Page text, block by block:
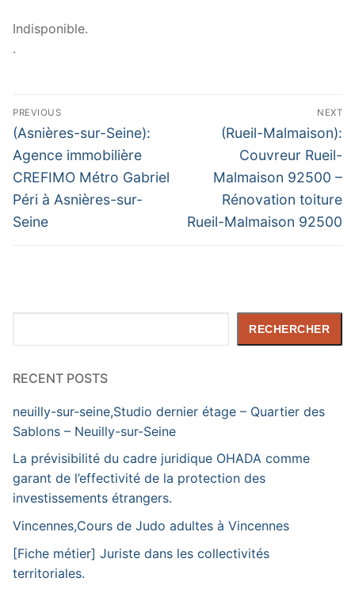
Indisponible.
.
Navigation
de
l’article
PREVIOUS
Previous
post:
(Asnières-sur-Seine):
Agence immobilière
CREFIMO Métro Gabriel
Péri à Asnières-sur-
Seine
NEXT
Next
post:
(Rueil-Malmaison):
Couvreur Rueil-
Malmaison 92500 –
Rénovation toiture
Rueil-Malmaison 92500
RECHERCHER
RECENT POSTS
neuilly-sur-seine,Studio dernier étage – Quartier des
Sablons – Neuilly-sur-Seine
La prévisibilité du cadre juridique OHADA comme
garant de l’effectivité de la protection des
investissements étrangers.
Vincennes,Cours de Judo adultes à Vincennes
[Fiche métier] Juriste dans les collectivités
territoriales.